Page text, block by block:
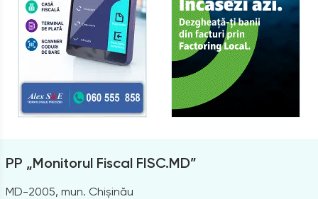
PP „Monitorul Fiscal FISC.MD”
MD-2005, mun. Chișinău